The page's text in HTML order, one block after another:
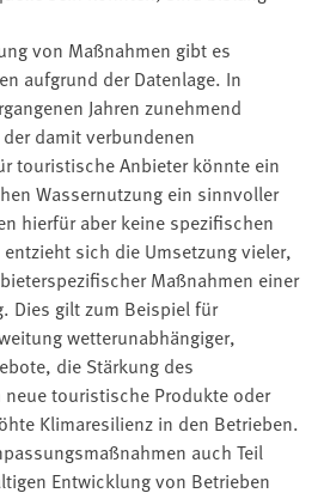
von Maßnahmen gibt es
aufgrund der Datenlage. In
Jahren zunehmend
damit verbundenen
touristische Anbieter könnte ein
Wassernutzung ein sinnvoller
hierfür aber keine spezifischen
sich die Umsetzung vieler,
Maßnahmen einer
Dies gilt zum Beispiel für
wetterunabhängiger,
die Stärkung des
touristische Produkte oder
Klimaresilienz in den Betrieben.
auch Teil
Entwicklung von Betrieben